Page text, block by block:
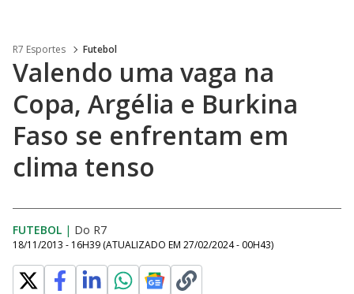
R7 Esportes Futebol
Valendo uma vaga na
Copa, Argélia e Burkina
Faso se enfrentam em
clima tenso
FUTEBOL | Do R7
18/11/2013 - 16H39 (ATUALIZADO EM 27/02/2024 - 00H43)